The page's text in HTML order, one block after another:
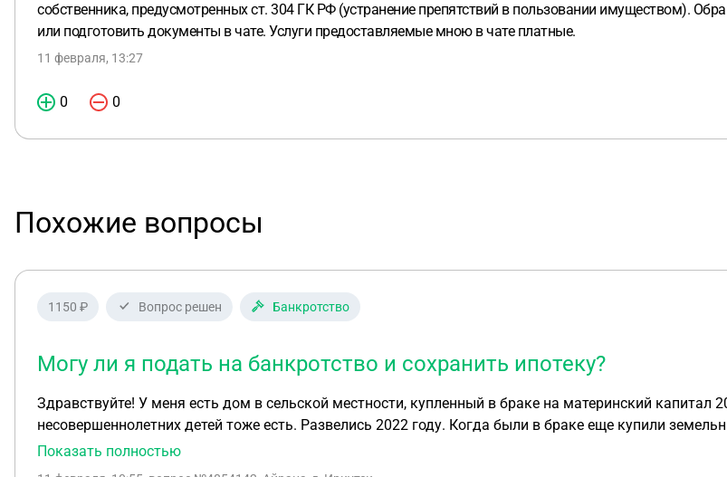
собственника, предусмотренных ст. 304 ГК РФ (устранение препятствий в пользовании имуществом).
или подготовить документы в чате. Услуги предоставляемые мною в чате платные.
11 февраля, 13:27
0 0
Похожие вопросы
1150 ₽ Вопрос решен Банкротство
Могу ли я подать на банкротство и сохранить ипотеку?
Здравствуйте! У меня есть дом в сельской местности, купленный в браке на материнский
несовершеннолетних детей тоже есть. Развелись 2022 году. Когда были в браке еще купили
ипотеку для строительства жилого дома. Сейчас у меня 4 детей, мать одиночка, младшим 1 годик
Показать полностью